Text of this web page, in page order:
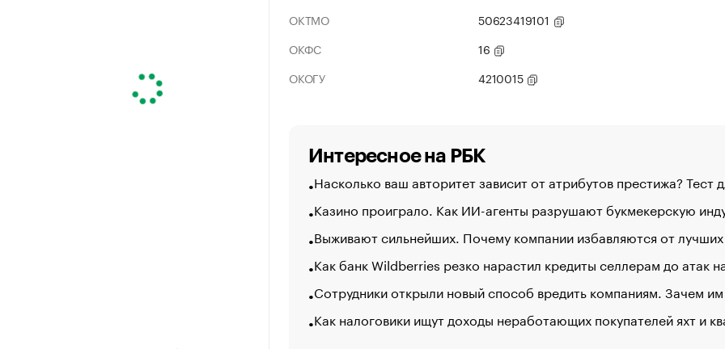
ОКТМО
50623419101
ОКФС
16
ОКОГУ
4210015
Интересное на РБК
Насколько ваш авторитет зависит от атрибутов престижа? Тест
Казино проиграло. Как ИИ-агенты разрушают букмекерскую
Выживают сильнейших. Почему компании избавляются от лучших
Как банк Wildberries резко нарастил кредиты селлерам до атак
Сотрудники открыли новый способ вредить компаниям. Зачем
Как налоговики ищут доходы неработающих покупателей яхт и